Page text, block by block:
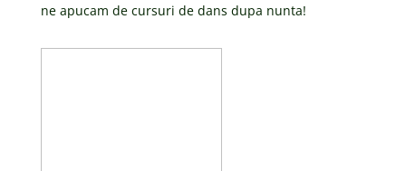
ne apucam de cursuri de dans dupa nunta!